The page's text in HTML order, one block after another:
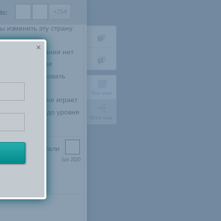
Text view
+254
либо не
изменить эту страну
понимания нет
динамически
моделировать
игры почти не играет
хотя бы до уровня
Jun 2020
а то когда стали
века по